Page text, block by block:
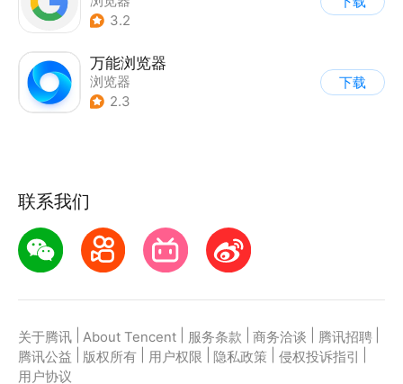
3.2
万能浏览器
浏览器
2.3
下载
联系我们
关于腾讯 About Tencent 服务条款 商务洽谈 腾讯招聘
腾讯公益
版权所有 用户权限 隐私政策 侵权投诉指引
用户协议